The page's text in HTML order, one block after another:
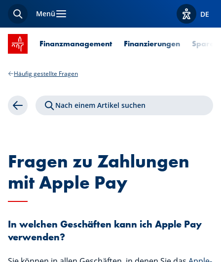
SucheMenü Optionen
DE
Startseite SPUERKEESS
Finanzmanagement Finanzierungen Sparen
Häufig gestellte Fragen
Zurück Nach einem Artikel suchen
Fragen zu Zahlungen
mit Apple Pay
In welchen Geschäften kann ich Apple Pay
verwenden?